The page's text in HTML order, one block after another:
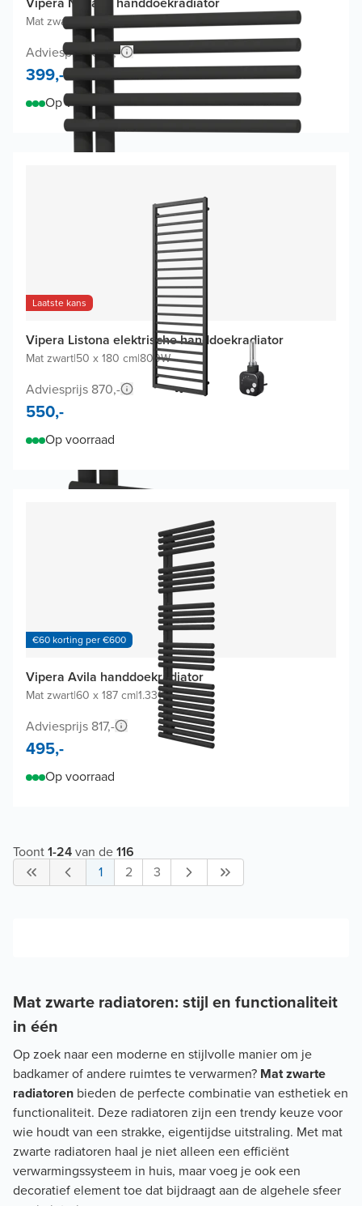
Mat zwart 50 x 180 cm
Adviesprijs 665,-
399,-
Op voorraad
Laatste kans
Vipera Listona elektrische handdoekradiator
Mat zwart|50 x 180 cm|800W
Adviesprijs 870,-
550,-
Op voorraad
€60 korting per €600
Vipera Avila handdoekradiator
Mat zwart|60 x 187 cm|1.331W
Adviesprijs 817,-
495,-
Op voorraad
Toont1-24van de116
1
2 3
Mat zwarte radiatoren: stijl en functionaliteit
in één
Op zoek naar een moderne en stijlvolle manier om je
badkamer of andere ruimtes te verwarmen? Mat zwarte
radiatoren bieden de perfecte combinatie van esthetiek en
functionaliteit. Deze radiatoren zijn een trendy keuze voor
wie houdt van een strakke, eigentijdse uitstraling. Met mat
zwarte radiatoren haal je niet alleen een efficiënt
verwarmingssysteem in huis, maar voeg je ook een
decoratief element toe dat bijdraagt aan de algehele sfeer